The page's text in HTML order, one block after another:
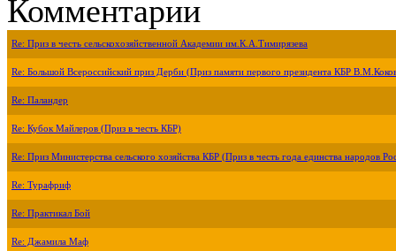
Комментарии
Re: Приз в честь сельскохозяйственной Академии им.К.А.Тимирязева
Re: Большой Всероссийский приз Дерби (Приз памяти первого президента КБР
Re: Паландер
Re: Кубок Майлеров (Приз в честь КБР)
Re: Приз Министерства сельского хозяйства КБР (Приз в честь года единства народов
Re: Турафриф
Re: Практикал Бой
Re: Джамила Маф